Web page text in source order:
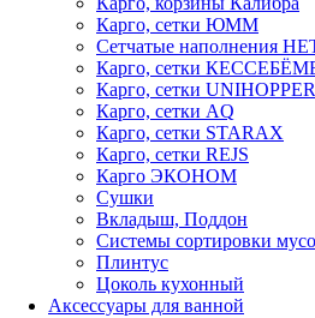
Карго, сетки ЮММ
Сетчатые наполнения
Карго, сетки
Карго, сетки UNIHOPPER
Карго, сетки AQ
Карго, сетки STARAX
Карго, сетки REJS
Карго ЭКОНОМ
Сушки
Вкладыш, Поддон
Системы сортировки
Плинтус
Цоколь кухонный
Аксессуары для ванной